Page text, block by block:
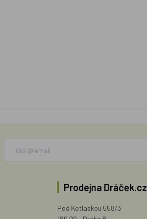
Prodejna Dráček.cz
Pod Kotlaskou 558/3